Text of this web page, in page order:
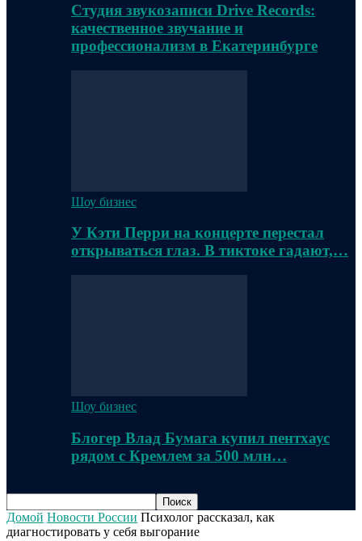
Студия звукозаписи Drive Records:
качественное звучание и
профессионализм в Екатеринбурге
Шоу бизнес
У Кэти Перри на концерте перестал
открываться глаз. В тиктоке гадают,…
Шоу бизнес
Блогер Влад Бумага купил пентхаус
рядом с Кремлем за 500 млн…
Домой Новости России Психолог рассказал, как
диагностировать у себя выгорание